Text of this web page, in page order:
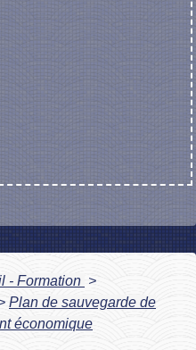
- Formation >
Plan de sauvegarde de
économique